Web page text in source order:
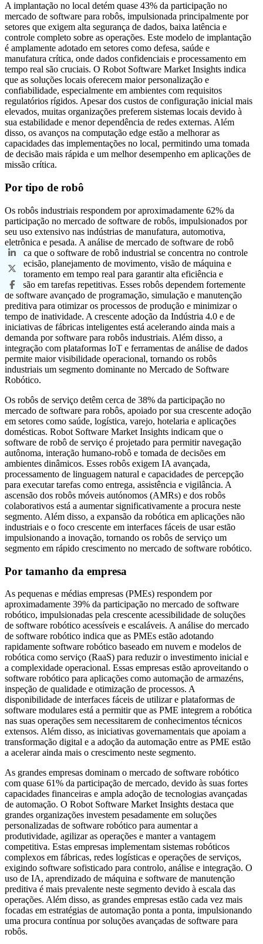
A implantação no local detém quase 43% da participação no
mercado de software para robôs, impulsionada principalmente por
setores que exigem alta segurança de dados, baixa latência e
controle completo sobre as operações. Este modelo de implantação
é amplamente adotado em setores como defesa, saúde e
manufatura crítica, onde dados confidenciais e processamento em
tempo real são cruciais. O Robot Software Market Insights indica
que as soluções locais oferecem maior personalização e
confiabilidade, especialmente em ambientes com requisitos
regulatórios rígidos. Apesar dos custos de configuração inicial mais
elevados, muitas organizações preferem sistemas locais devido à
sua estabilidade e menor dependência de redes externas. Além
disso, os avanços na computação edge estão a melhorar as
capacidades das implementações no local, permitindo uma tomada
de decisão mais rápida e um melhor desempenho em aplicações de
missão crítica.
Por tipo de robô
Os robôs industriais respondem por aproximadamente 62% da
participação no mercado de software de robôs, impulsionados por
seu uso extensivo nas indústrias de manufatura, automotiva,
eletrônica e pesada. A análise de mercado de software de robô
destaca que o software de robô industrial se concentra no controle
de precisão, planejamento de movimento, visão de máquina e
monitoramento em tempo real para garantir alta eficiência e
precisão em tarefas repetitivas. Esses robôs dependem fortemente
de software avançado de programação, simulação e manutenção
preditiva para otimizar os processos de produção e minimizar o
tempo de inatividade. A crescente adoção da Indústria 4.0 e de
iniciativas de fábricas inteligentes está acelerando ainda mais a
demanda por software para robôs industriais. Além disso, a
integração com plataformas IoT e ferramentas de análise de dados
permite maior visibilidade operacional, tornando os robôs
industriais um segmento dominante no Mercado de Software
Robótico.
Os robôs de serviço detêm cerca de 38% da participação no
mercado de software para robôs, apoiado por sua crescente adoção
em setores como saúde, logística, varejo, hotelaria e aplicações
domésticas. Robot Software Market Insights indicam que o
software de robô de serviço é projetado para permitir navegação
autônoma, interação humano-robô e tomada de decisões em
ambientes dinâmicos. Esses robôs exigem IA avançada,
processamento de linguagem natural e capacidades de percepção
para executar tarefas como entrega, assistência e vigilância. A
ascensão dos robôs móveis autónomos (AMRs) e dos robôs
colaborativos está a aumentar significativamente a procura neste
segmento. Além disso, a expansão da robótica em aplicações não
industriais e o foco crescente em interfaces fáceis de usar estão
impulsionando a inovação, tornando os robôs de serviço um
segmento em rápido crescimento no mercado de software robótico.
Por tamanho da empresa
As pequenas e médias empresas (PMEs) respondem por
aproximadamente 39% da participação no mercado de software
robótico, impulsionadas pela crescente acessibilidade de soluções
de software robótico acessíveis e escaláveis. A análise do mercado
de software robótico indica que as PMEs estão adotando
rapidamente software robótico baseado em nuvem e modelos de
robótica como serviço (RaaS) para reduzir o investimento inicial e
a complexidade operacional. Essas empresas estão aproveitando o
software robótico para aplicações como automação de armazéns,
inspeção de qualidade e otimização de processos. A
disponibilidade de interfaces fáceis de utilizar e plataformas de
software modulares está a permitir que as PME integrem a robótica
nas suas operações sem necessitarem de conhecimentos técnicos
extensos. Além disso, as iniciativas governamentais que apoiam a
transformação digital e a adoção da automação entre as PME estão
a acelerar ainda mais o crescimento neste segmento.
As grandes empresas dominam o mercado de software robótico
com quase 61% da participação de mercado, devido às suas fortes
capacidades financeiras e ampla adoção de tecnologias avançadas
de automação. O Robot Software Market Insights destaca que
grandes organizações investem pesadamente em soluções
personalizadas de software robótico para aumentar a
produtividade, agilizar as operações e manter a vantagem
competitiva. Estas empresas implementam sistemas robóticos
complexos em fábricas, redes logísticas e operações de serviços,
exigindo software sofisticado para controlo, análise e integração. O
uso de IA, aprendizado de máquina e software de manutenção
preditiva é mais prevalente neste segmento devido à escala das
operações. Além disso, as grandes empresas estão cada vez mais
focadas em estratégias de automação ponta a ponta, impulsionando
uma procura contínua por soluções avançadas de software para
robôs.